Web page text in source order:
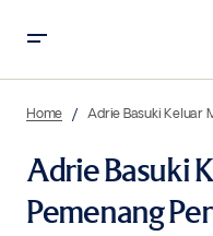
Home Adrie Basuki Keluar
Adrie Basuki
Pemenang